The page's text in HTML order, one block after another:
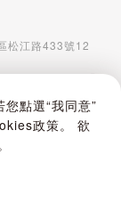
點選“我同意”
政策。 欲
。
松江路433號12
| 服
by Hotai